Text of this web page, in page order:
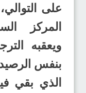
على
المركز
ويعقبه
بنفس
الذي بقي